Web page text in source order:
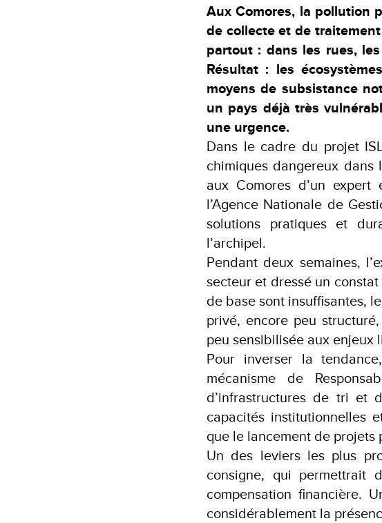
Aux Comores, la pollution
de collecte et de
partout : dans les rues,
Résultat : les
moyens de subsistance
un pays déjà très
une urgence.
Dans le cadre du projet
chimiques dangereux dans
aux Comores d’un expert
l’Agence Nationale de
solutions pratiques et
l’archipel.
Pendant deux semaines,
secteur et dressé un
de base sont insuffisantes,
privé, encore peu
peu sensibilisée aux enjeux
Pour inverser la
mécanisme de
d’infrastructures de tri et
capacités institutionnelles
que le lancement de
Un des leviers les plus
consigne, qui permettrait
compensation financière.
considérablement la